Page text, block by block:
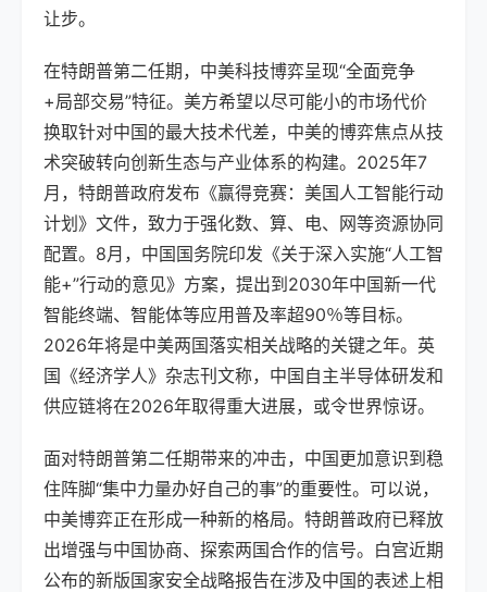
让步。
在特朗普第二任期，中美科技博弈呈现“全面竞争
+局部交易”特征。美方希望以尽可能小的市场代价
换取针对中国的最大技术代差，中美的博弈焦点从技
术突破转向创新生态与产业体系的构建。2025年7
月，特朗普政府发布《赢得竞赛：美国人工智能行动
计划》文件，致力于强化数、算、电、网等资源协同
配置。8月，中国国务院印发《关于深入实施“人工智
能+”行动的意见》方案，提出到2030年中国新一代
智能终端、智能体等应用普及率超90％等目标。
2026年将是中美两国落实相关战略的关键之年。英
国《经济学人》杂志刊文称，中国自主半导体研发和
供应链将在2026年取得重大进展，或令世界惊讶。
面对特朗普第二任期带来的冲击，中国更加意识到稳
住阵脚“集中力量办好自己的事”的重要性。可以说，
中美博弈正在形成一种新的格局。特朗普政府已释放
出增强与中国协商、探索两国合作的信号。白宫近期
公布的新版国家安全战略报告在涉及中国的表述上相